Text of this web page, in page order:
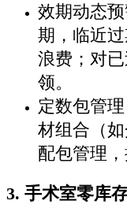
效期动态
期，临近
浪费；对
领。
定数包管
材组合（
配包管理
3. 手术室零库